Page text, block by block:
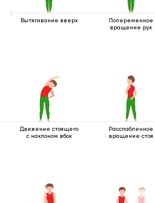
Вытягивание вверх
Попеременное
вращение рук
Движение стоящего
с наклоном вбок
Расслабленное
вращение стоя